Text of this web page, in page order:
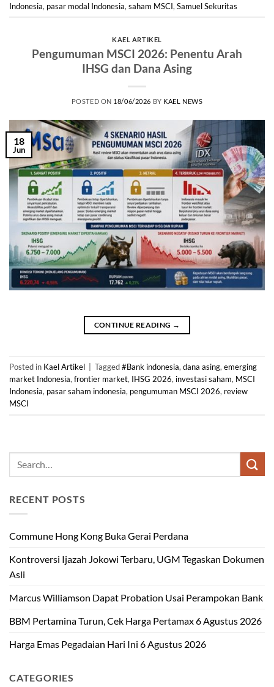
Indonesia, pasar modal Indonesia, saham MSCI, Samuel Sekuritas
KAEL ARTIKEL
Pengumuman MSCI 2026: Penentu Arah
IHSG dan Dana Asing
POSTED ON 18/06/2026 BY KAEL NEWS
18
Jun
CONTINUE READING →
Posted in Kael Artikel Tagged#Bank indonesia, dana asing, emerging
market Indonesia, frontier market, IHSG 2026, investasi saham, MSCI
Indonesia, pasar saham indonesia, pengumuman MSCI 2026, review
MSCI
RECENT POSTS
Commune Hong Kong Buka Gerai Perdana
Kontroversi Ijazah Jokowi Terbaru, UGM Tegaskan Dokumen
Asli
Marcus Williamson Dapat Probation Usai Perampokan Bank
BBM Pertamina Turun, Cek Harga Pertamax 6 Agustus 2026
Harga Emas Pegadaian Hari Ini 6 Agustus 2026
CATEGORIES